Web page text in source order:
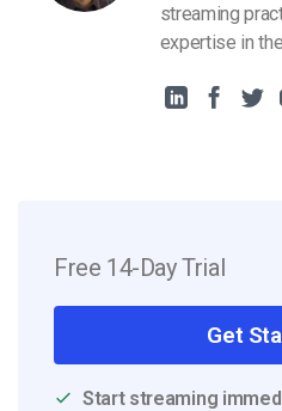
streaming
expertise in
Free 14-Day Trial
Get
Start streaming